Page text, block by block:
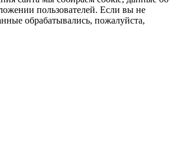
пользователей. Если вы не
обрабатывались, пожалуйста,